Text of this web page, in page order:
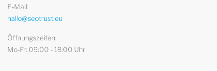
E-Mail
hallo@seotrust.eu
Öffnungszeiten
Mo-Fr: 09:00 - 18:00 Uhr